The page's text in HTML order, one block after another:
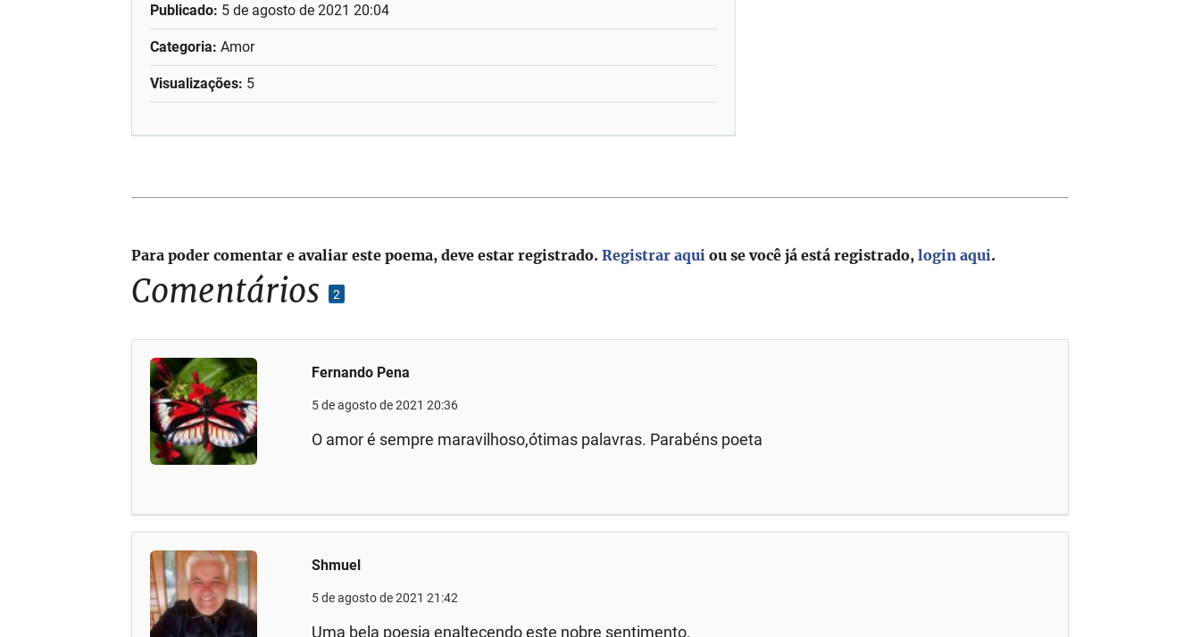
Publicado: 5 de agosto de 2021 20:04
Categoria: Amor
Visualizações: 5
Comentários 2
Fernando Pena
5 de agosto de 2021 20:36
O amor é sempre maravilhoso,ótimas palavras. Parabéns poeta
Shmuel
5 de agosto de 2021 21:42
Uma bela poesia enaltecendo este nobre sentimento.
Para poder comentar e avaliar este poema, deve estar registrado.Registrar aqui ou se você já está registrado,login aqui.